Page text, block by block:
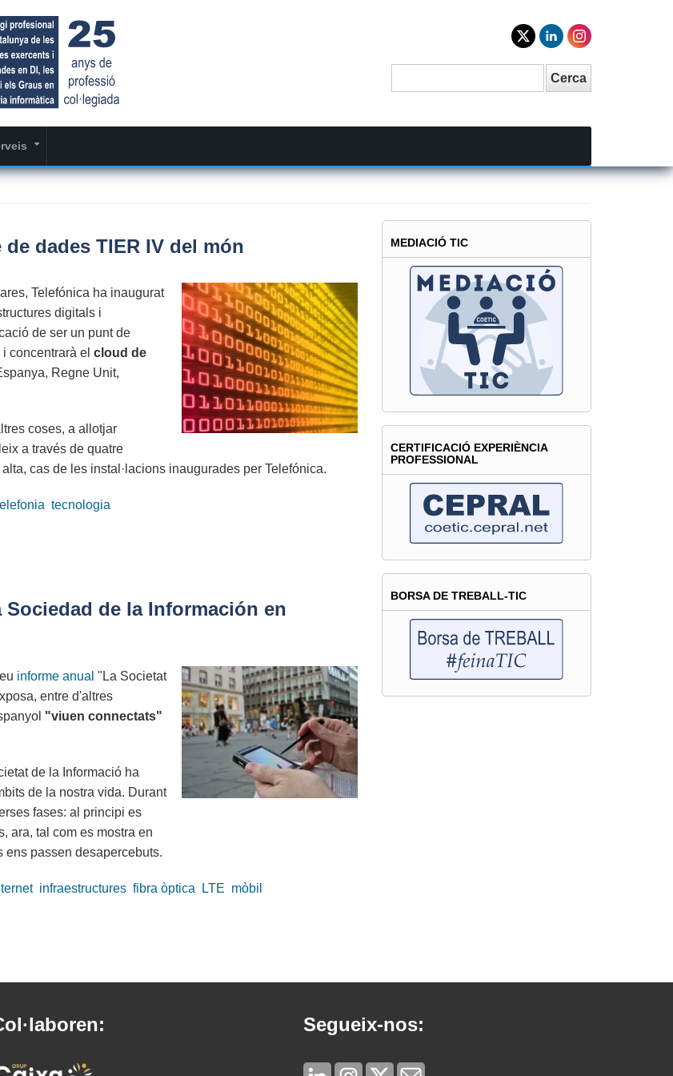
Cerca
dades TIER IV del món
Telefónica ha inaugurat
digitals i
de ser un punt de
concentrarà el cloud de
Regne Unit,
coses, a allotjar
a través de quatre
cas de les instal·lacions inaugurades per Telefónica.
tecnologia
Sociedad de la Información en
informe anual "La Societat
entre d'altres
"viuen connectats"
de la Informació ha
de la nostra vida. Durant
fases: al principi es
ara, tal com es mostra en
ens passen desapercebuts.
infraestructures fibra òptica LTE mòbil
MEDIACIÓ TIC
CERTIFICACIÓ EXPERIÈNCIA
PROFESSIONAL
BORSA DE TREBALL-TIC
Segueix-nos: